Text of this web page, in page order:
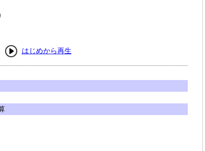
はじめから再生